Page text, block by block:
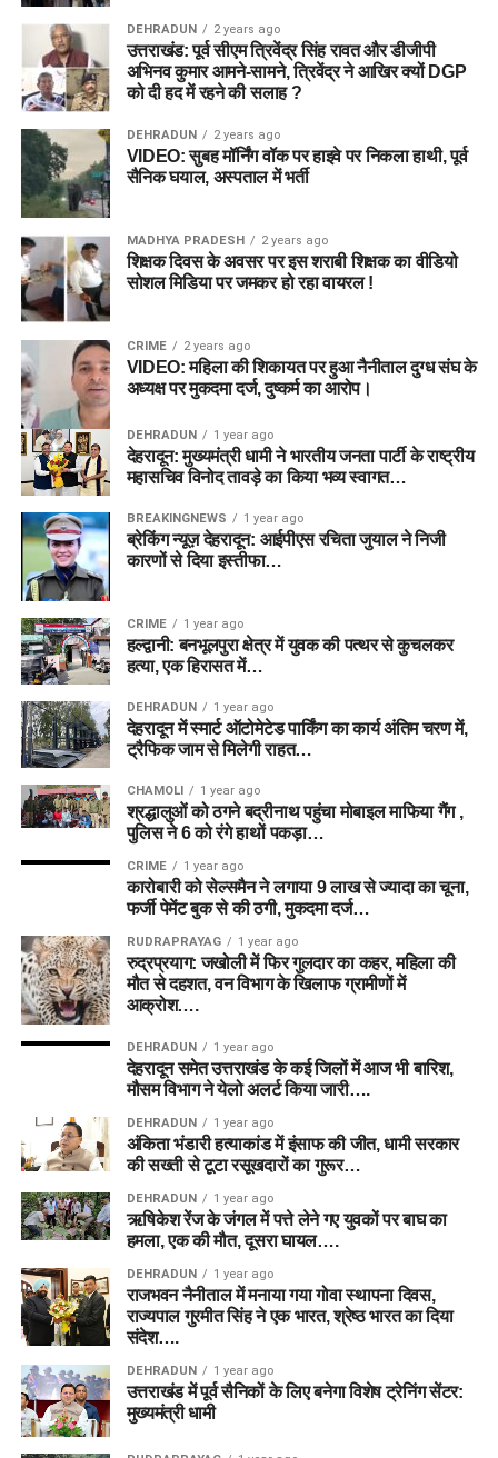
DEHRADUN 2 years ago
उत्तराखंड: पूर्व सीएम त्रिवेंद्र सिंह रावत और डीजीपी
अभिनव कुमार आमने-सामने, त्रिवेंद्र ने आखिर क्यों DGP
को दी हद में रहने की सलाह ?
DEHRADUN 2 years ago
VIDEO: सुबह मॉर्निंग वॉक पर हाइवे पर निकला हाथी, पूर्व
सैनिक घयाल, अस्पताल में भर्ती
MADHYA PRADESH 2 years ago
शिक्षक दिवस के अवसर पर इस शराबी शिक्षक का वीडियो
सोशल मिडिया पर जमकर हो रहा वायरल !
CRIME 2 years ago
VIDEO: महिला की शिकायत पर हुआ नैनीताल दुग्ध संघ के
अध्यक्ष पर मुकदमा दर्ज, दुष्कर्म का आरोप।
DEHRADUN 1 year ago
देहरादून: मुख्यमंत्री धामी ने भारतीय जनता पार्टी के राष्ट्रीय
महासचिव विनोद तावड़े का किया भव्य स्वागत…
BREAKINGNEWS 1 year ago
ब्रेकिंग न्यूज़ देहरादून: आईपीएस रचिता जुयाल ने निजी
कारणों से दिया इस्तीफा…
CRIME 1 year ago
हल्द्वानी: बनभूलपुरा क्षेत्र में युवक की पत्थर से कुचलकर
हत्या, एक हिरासत में…
DEHRADUN 1 year ago
देहरादून में स्मार्ट ऑटोमेटेड पार्किंग का कार्य अंतिम चरण में,
ट्रैफिक जाम से मिलेगी राहत…
CHAMOLI 1 year ago
श्रद्धालुओं को ठगने बद्रीनाथ पहुंचा मोबाइल माफिया गैंग ,
पुलिस ने 6 को रंगे हाथों पकड़ा…
CRIME 1 year ago
कारोबारी को सेल्समैन ने लगाया 9 लाख से ज्यादा का चूना,
फर्जी पेमेंट बुक से की ठगी, मुकदमा दर्ज…
RUDRAPRAYAG 1 year ago
रुद्रप्रयाग: जखोली में फिर गुलदार का कहर, महिला की
मौत से दहशत, वन विभाग के खिलाफ ग्रामीणों में
आक्रोश….
DEHRADUN 1 year ago
देहरादून समेत उत्तराखंड के कई जिलों में आज भी बारिश,
मौसम विभाग ने येलो अलर्ट किया जारी….
DEHRADUN 1 year ago
अंकिता भंडारी हत्याकांड में इंसाफ की जीत, धामी सरकार
की सख्ती से टूटा रसूखदारों का गुरूर…
DEHRADUN 1 year ago
ऋषिकेश रेंज के जंगल में पत्ते लेने गए युवकों पर बाघ का
हमला, एक की मौत, दूसरा घायल….
DEHRADUN 1 year ago
राजभवन नैनीताल में मनाया गया गोवा स्थापना दिवस,
राज्यपाल गुरमीत सिंह ने एक भारत, श्रेष्ठ भारत का दिया
संदेश….
DEHRADUN 1 year ago
उत्तराखंड में पूर्व सैनिकों के लिए बनेगा विशेष ट्रेनिंग सेंटर:
मुख्यमंत्री धामी